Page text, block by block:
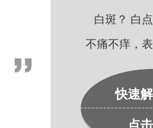
白斑？ 白
不痛不痒，
快速
点